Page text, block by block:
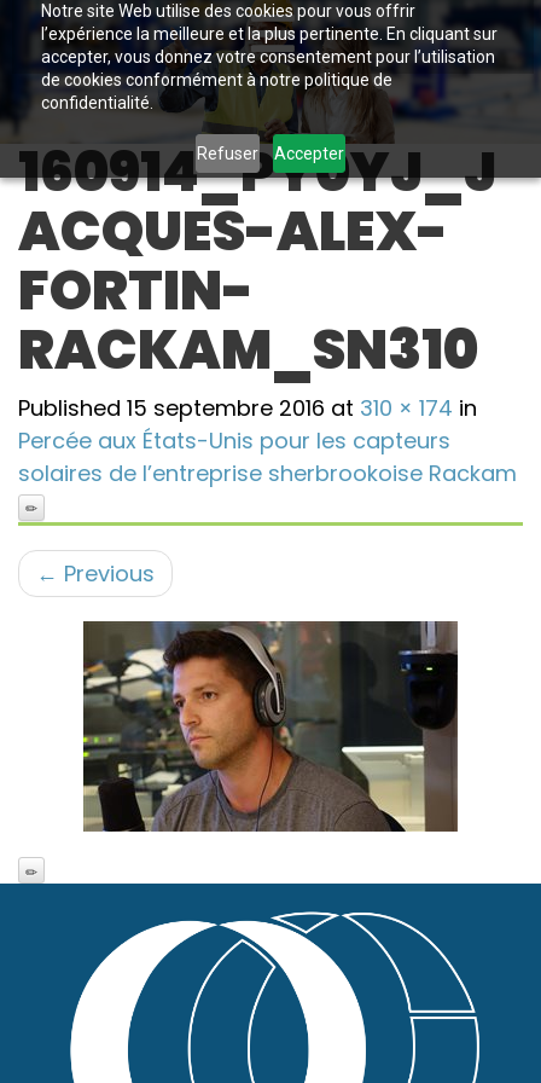
Notre site Web utilise des cookies pour vous offrir
l’expérience la meilleure et la plus pertinente. En cliquant sur
accepter, vous donnez votre consentement pour l’utilisation
de cookies conformément à notre politique de
confidentialité.
Refuser Accepter
160914_PY0YJ_J
ACQUES-ALEX-
FORTIN-
RACKAM_SN310
Published 15 septembre 2016 at 310 × 174 in
Percée aux États-Unis pour les capteurs
solaires de l’entreprise sherbrookoise Rackam
← Previous